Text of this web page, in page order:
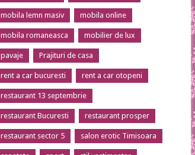
mobila lemn masiv mobila online
mobila romaneasca mobilier de lux
pavaje Prajituri de casa
rent a car bucuresti rent a car otopeni
restaurant 13 septembrie
restaurant Bucuresti restaurant prosper
restaurant sector 5 salon erotic Timisoara